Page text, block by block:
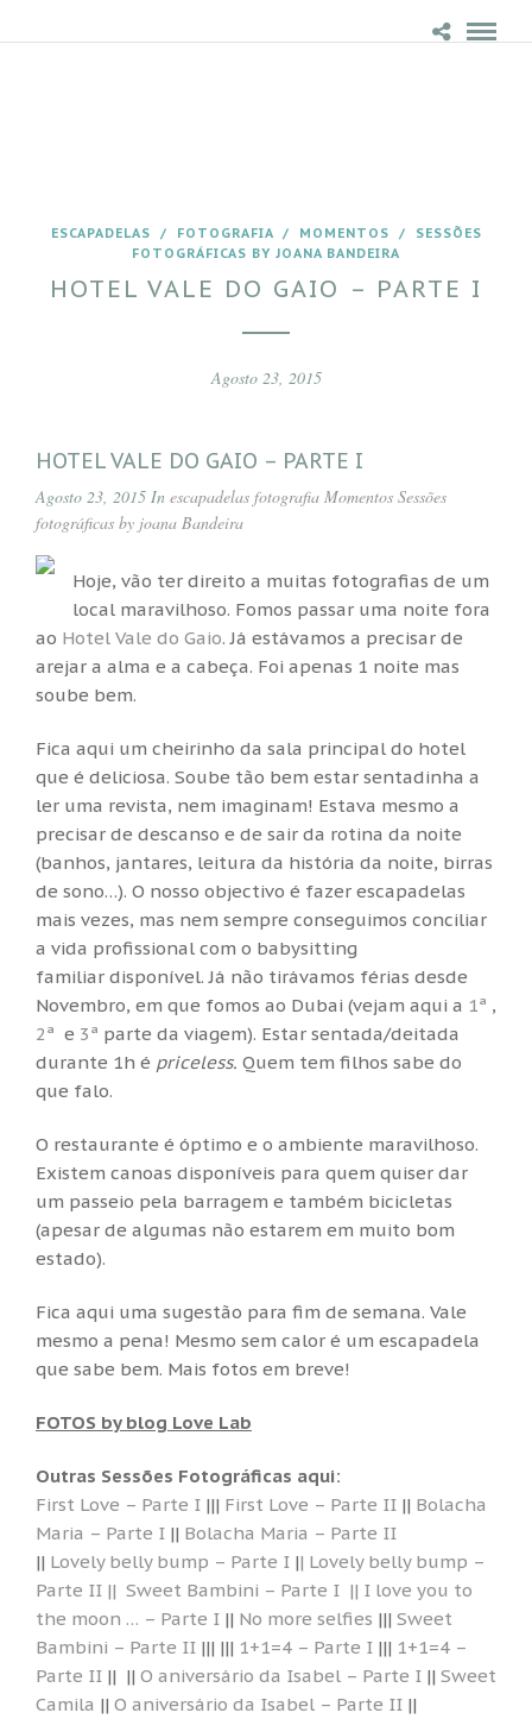
ESCAPADELAS / FOTOGRAFIA/ MOMENTOS /
SESSÕES
FOTOGRÁFICAS BY JOANA BANDEIRA
HOTEL VALE DO GAIO – PARTE I
Agosto 23, 2015
HOTEL VALE DO GAIO – PARTE I
Agosto 23, 2015 In escapadelas fotografia Momentos Sessões
fotográficas by joana Bandeira
Hoje, vão ter direito a muitas fotografias de um
local maravilhoso. Fomos passar uma noite fora
ao Hotel Vale do Gaio. Já estávamos a precisar de
arejar a alma e a cabeça. Foi apenas 1 noite mas
soube bem.
Fica aqui um cheirinho da sala principal do hotel
que é deliciosa. Soube tão bem estar sentadinha a
ler uma revista, nem imaginam! Estava mesmo a
precisar de descanso e de sair da rotina da noite
(banhos, jantares, leitura da história da noite, birras
de sono…). O nosso objectivo é fazer escapadelas
mais vezes, mas nem sempre conseguimos conciliar
a vida profissional com o babysitting
familiar disponível. Já não tirávamos férias desde
Novembro, em que fomos ao Dubai (vejam aqui a 1ª ,
2ª e 3ª parte da viagem). Estar sentada/deitada
durante 1h é priceless. Quem tem filhos sabe do
que falo.
O restaurante é óptimo e o ambiente maravilhoso.
Existem canoas disponíveis para quem quiser dar
um passeio pela barragem e também bicicletas
(apesar de algumas não estarem em muito bom
estado).
Fica aqui uma sugestão para fim de semana. Vale
mesmo a pena! Mesmo sem calor é um escapadela
que sabe bem. Mais fotos em breve!
FOTOS by blog Love Lab
Outras Sessões Fotográficas aqui:
First Love – Parte I ||| First Love – Parte II || Bolacha
Maria – Parte I || Bolacha Maria – Parte II
|| Lovely belly bump – Parte I || Lovely belly bump –
Parte II || Sweet Bambini – Parte I || I love you to
the moon … – Parte I || No more selfies ||| Sweet
Bambini – Parte II ||| ||| 1+1=4 – Parte I ||| 1+1=4 –
Parte II || || O aniversário da Isabel – Parte I || Sweet
Camila || O aniversário da Isabel – Parte II ||